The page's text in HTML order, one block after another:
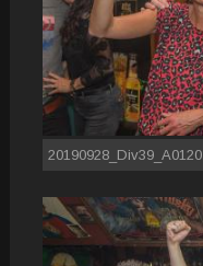
20190928_Div39_A0120